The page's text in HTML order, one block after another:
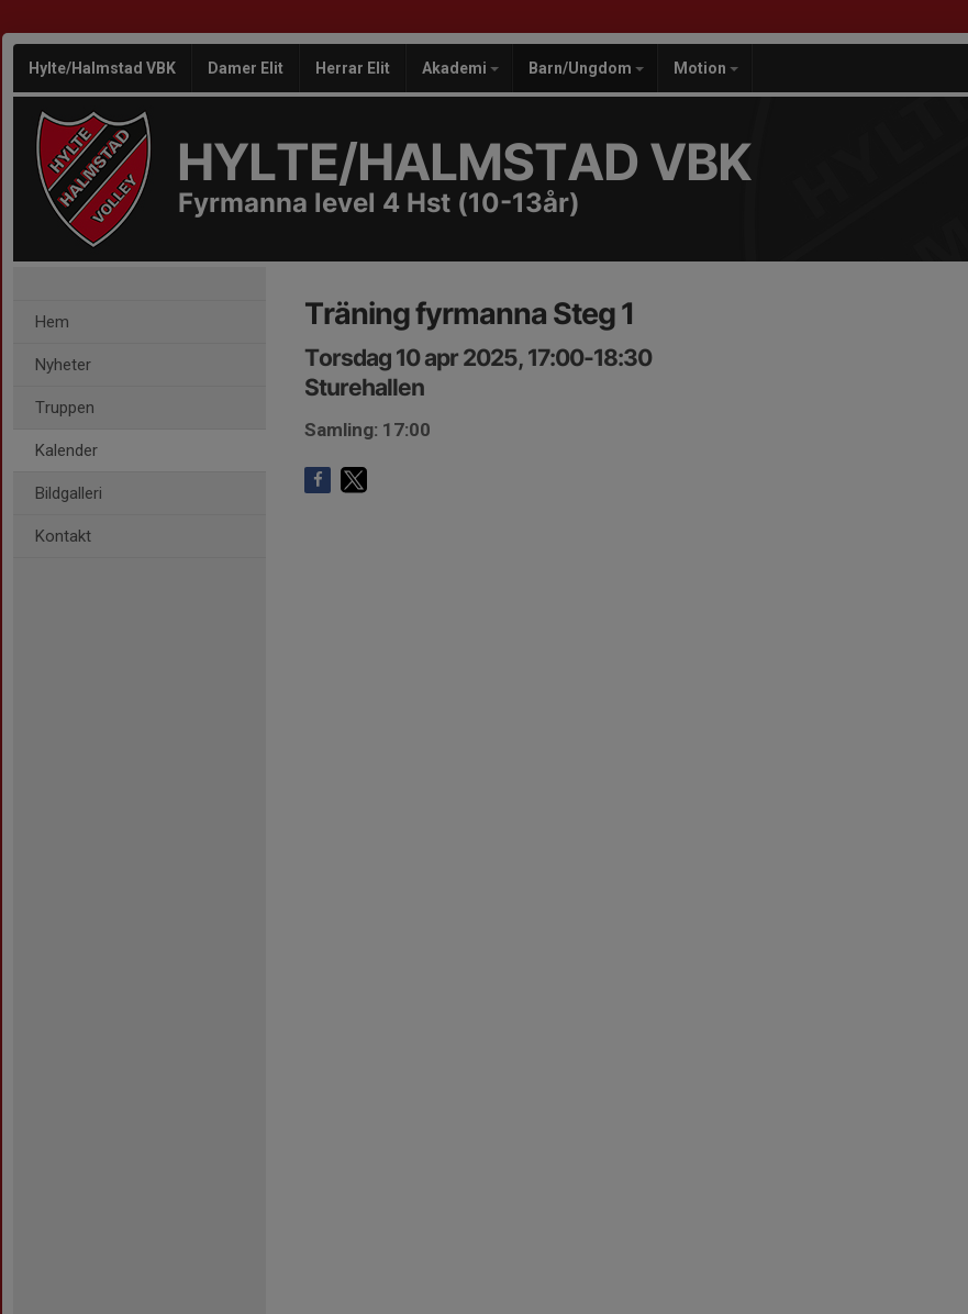
Hylte/Halmstad VBK Damer Elit Herrar Elit Akademi Barn/Ungdom Motion
HYLTE/HALMSTAD VBK
Fyrmanna level 4 Hst (10-13år)
Hem
Nyheter
Truppen
Kalender
Bildgalleri
Kontakt
Träning fyrmanna Steg 1
Torsdag 10 apr 2025, 17:00-18:30
Sturehallen
Samling: 17:00